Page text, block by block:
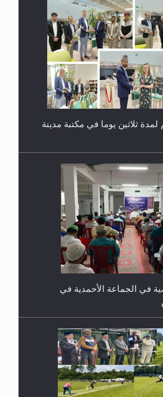
ثلاثين يوما في مكتبة مدينة
في الجماعة الأحمدية في